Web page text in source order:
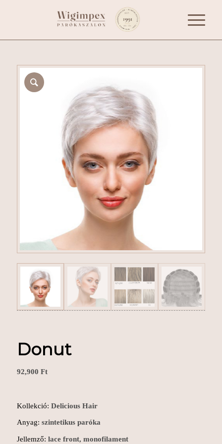
Donut
92,900 Ft
Kollekció: Delicious Hair
Anyag: szintetikus paróka
Jellemző: lace front, monofilament